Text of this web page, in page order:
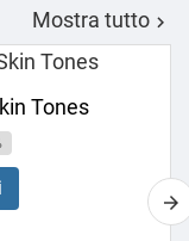
Mostra tutto 
Tones